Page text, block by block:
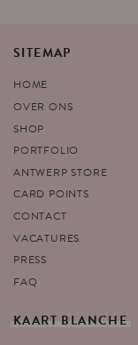
SITEMAP
HOME
OVER ONS
SHOP
PORTFOLIO
ANTWERP STORE
CARD POINTS
CONTACT
VACATURES
PRESS
FAQ
KAART BLANCHE